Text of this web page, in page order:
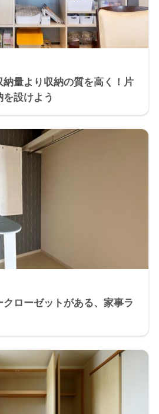
納量より収納の質を高く！片
設けよう
ローゼットがある、家事ラ